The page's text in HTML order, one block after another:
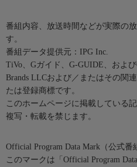
番組内容、放送時間などが実際の
す。
番組データ提供元：IPG Inc.
TiVo、Gガイド、G-GUIDE、およ
Brands LLCおよび／またはその関
たは登録商標です。
このホームページに掲載している
複写・転載を禁じます。
Official Program Data Mark（公式番
このマークは「Official Program